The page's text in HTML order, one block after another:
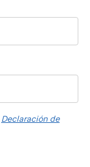
Declaración de